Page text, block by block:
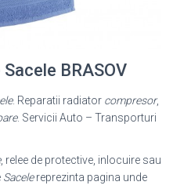
BRASOV
. Reparatii radiator compresor,
. Servicii Auto – Transporturi
, relee de protective, inlocuire sau
Sacelereprezinta pagina unde